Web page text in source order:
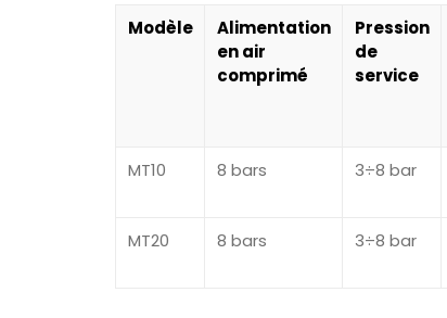
Modèle
Alimentation
en air
comprimé
Pression
de
service
MT10 8 bars 3÷8 bar
MT20 8 bars 3÷8 bar